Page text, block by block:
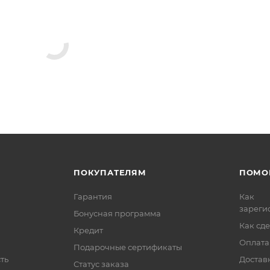
ПОКУПАТЕЛЯМ
Гарантия
Бонусная программа
Кредит
Подарочные сертификаты
Статус заказа
Как
Как
Оплата